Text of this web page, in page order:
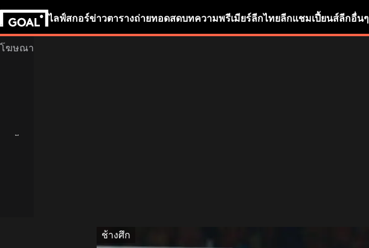
ไลฟ์สกอร์ข่าวตารางถ่ายทอดสดบทความพรีเมียร์ลีกไทยลีกแชมเปี้ยนส์ลีกอื่นๆ
ช้างศึก